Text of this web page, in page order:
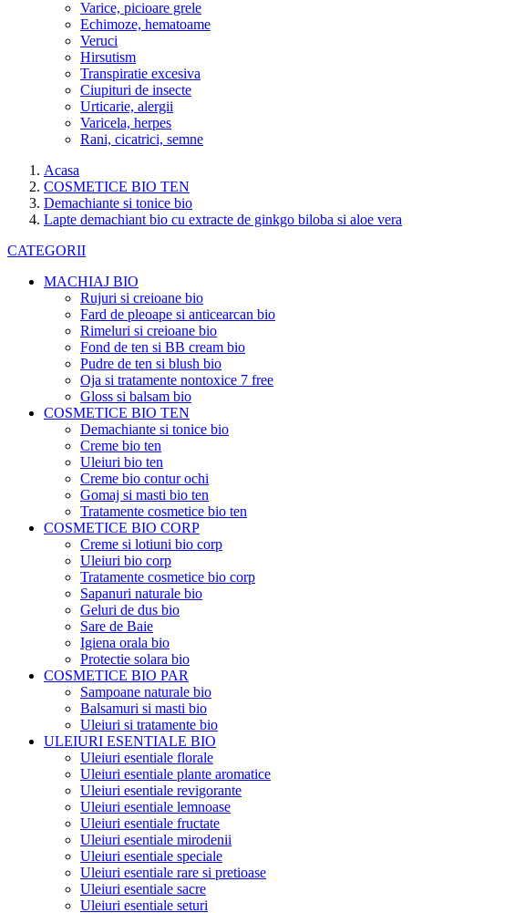
Varice, picioare grele
Echimoze, hematoame
Veruci
Hirsutism
Transpiratie excesiva
Ciupituri de insecte
Urticarie, alergii
Varicela, herpes
Rani, cicatrici, semne
Acasa
COSMETICE BIO TEN
Demachiante si tonice bio
Lapte demachiant bio cu extracte de ginkgo biloba si aloe vera
CATEGORII
MACHIAJ BIO
Rujuri si creioane bio
Fard de pleoape si anticearcan bio
Rimeluri si creioane bio
Fond de ten si BB cream bio
Pudre de ten si blush bio
Oja si tratamente nontoxice 7 free
Gloss si balsam bio
COSMETICE BIO TEN
Demachiante si tonice bio
Creme bio ten
Uleiuri bio ten
Creme bio contur ochi
Gomaj si masti bio ten
Tratamente cosmetice bio ten
COSMETICE BIO CORP
Creme si lotiuni bio corp
Uleiuri bio corp
Tratamente cosmetice bio corp
Sapanuri naturale bio
Geluri de dus bio
Sare de Baie
Igiena orala bio
Protectie solara bio
COSMETICE BIO PAR
Sampoane naturale bio
Balsamuri si masti bio
Uleiuri si tratamente bio
ULEIURI ESENTIALE BIO
Uleiuri esentiale florale
Uleiuri esentiale plante aromatice
Uleiuri esentiale revigorante
Uleiuri esentiale lemnoase
Uleiuri esentiale fructate
Uleiuri esentiale mirodenii
Uleiuri esentiale speciale
Uleiuri esentiale rare si pretioase
Uleiuri esentiale sacre
Uleiuri esentiale seturi